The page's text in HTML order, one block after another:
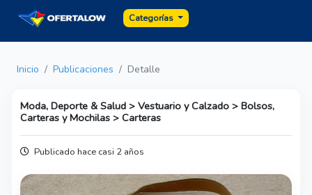
Categorías
Inicio Publicaciones Detalle
Moda, Deporte & Salud > Vestuario y Calzado > Bolsos,
Carteras y Mochilas > Carteras
Publicado hace casi 2 años